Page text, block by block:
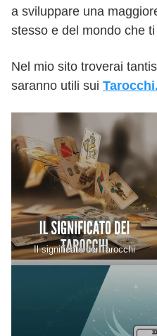
a sviluppare una
stesso e del mondo che
Nel mio sito troverai
saranno utili sui
Il significato dei Tarocchi